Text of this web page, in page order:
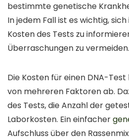
bestimmte genetische
In jedem Fall ist es wichtig,
Kosten des Tests zu
Überraschungen zu vermeiden.
Die Kosten für einen DNA-
von mehreren Faktoren ab.
des Tests, die Anzahl der
Laborkosten. Ein einfacher
Aufschluss über den